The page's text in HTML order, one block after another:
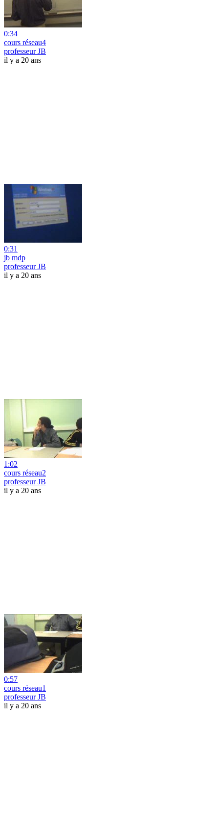
0:34
cours réseau4
professeur JB
il y a 20 ans
0:31
jb mdp
professeur JB
il y a 20 ans
1:02
cours réseau2
professeur JB
il y a 20 ans
0:57
cours réseau1
professeur JB
il y a 20 ans